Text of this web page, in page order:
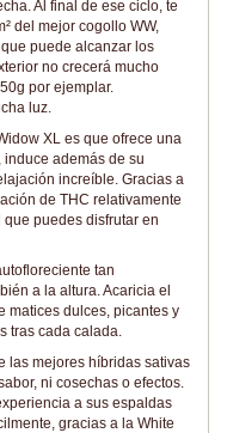
Al final de ese ciclo, te
del mejor cogollo WW,
puede alcanzar los
no crecerá mucho
por ejemplar.
luz.
XL es que ofrece una
además de su
increíble. Gracias a
de THC relativamente
puedes disfrutar en
tan
a la altura. Acaricia el
matices dulces, picantes y
tras cada calada.
las mejores híbridas sativas
ni cosechas o efectos.
a sus espaldas
gracias a la White